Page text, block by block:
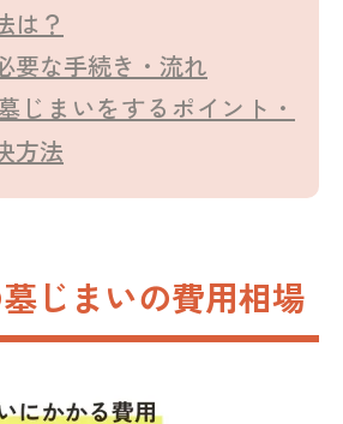
は？
要な手続き・流れ
じまいをするポイント・
方法
じまいの費用相場